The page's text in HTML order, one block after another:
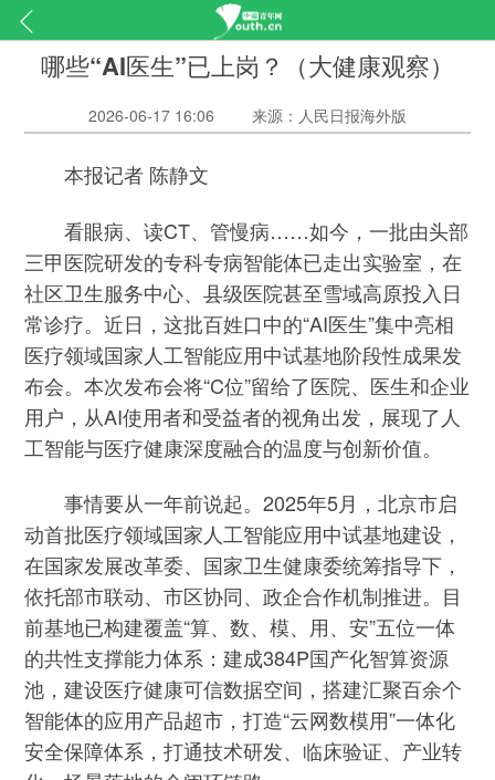
哪些“AI医生”已上岗？（大健康观察）
2026-06-17 16:06 来源：人民日报海外版
本报记者 陈静文
看眼病、读CT、管慢病……如今，一批由头部
三甲医院研发的专科专病智能体已走出实验室，在
社区卫生服务中心、县级医院甚至雪域高原投入日
常诊疗。近日，这批百姓口中的“AI医生”集中亮相
医疗领域国家人工智能应用中试基地阶段性成果发
布会。本次发布会将“C位”留给了医院、医生和企业
用户，从AI使用者和受益者的视角出发，展现了人
工智能与医疗健康深度融合的温度与创新价值。
事情要从一年前说起。2025年5月，北京市启
动首批医疗领域国家人工智能应用中试基地建设，
在国家发展改革委、国家卫生健康委统筹指导下，
依托部市联动、市区协同、政企合作机制推进。目
前基地已构建覆盖“算、数、模、用、安”五位一体
的共性支撑能力体系：建成384P国产化智算资源
池，建设医疗健康可信数据空间，搭建汇聚百余个
智能体的应用产品超市，打造“云网数模用”一体化
安全保障体系，打通技术研发、临床验证、产业转